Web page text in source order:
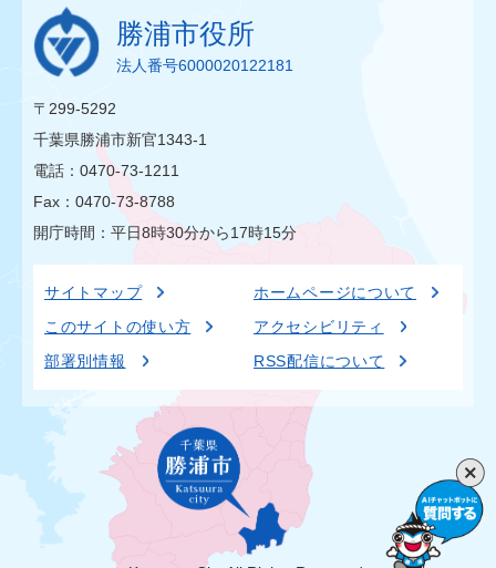
勝浦市役所
法人番号6000020122181
〒299-5292
千葉県勝浦市新官1343-1
電話：0470-73-1211
Fax：0470-73-8788
開庁時間：平日8時30分から17時15分
サイトマップ
ホームページについて
このサイトの使い方
アクセシビリティ
部署別情報
RSS配信について